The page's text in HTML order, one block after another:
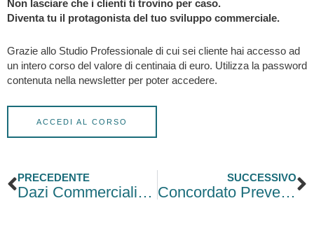
Non lasciare che i clienti ti trovino per caso.
Diventa tu il protagonista del tuo sviluppo commerciale.
Grazie allo Studio Professionale di cui sei cliente hai accesso ad
un intero corso del valore di centinaia di euro. Utilizza la password
contenuta nella newsletter per poter accedere.
ACCEDI AL CORSO
Precedente
PRECEDENTE
Dazi Commerciali e caos sui Mercati Finanziari
SUCCESSIVO
Concordato Preventivo: le nuove modalità di adesione per il 2025